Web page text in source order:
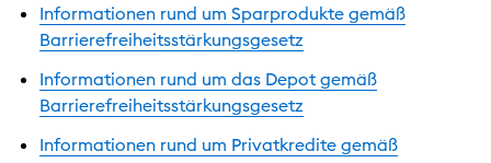
Informationen rund um Sparprodukte gemäß
Barrierefreiheitsstärkungsgesetz
Informationen rund um das Depot gemäß
Barrierefreiheitsstärkungsgesetz
Informationen rund um Privatkredite gemäß